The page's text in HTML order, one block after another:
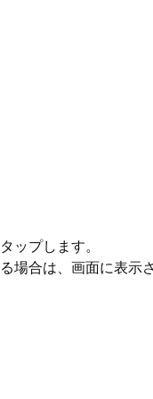
ップします。
合は、画面に表示さ